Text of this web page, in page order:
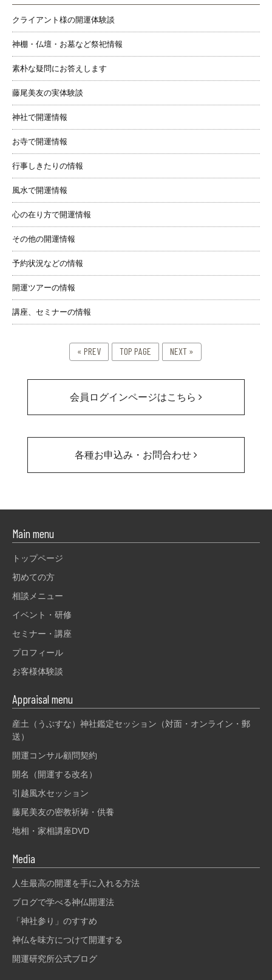
クライアント様の開運体験談
神棚・仏壇・お墓など祭祀情報
素朴な疑問にお答えします
藤尾美友の実体験談
神社で開運情報
お寺で開運情報
行事しきたりの情報
風水で開運情報
心の在り方で開運情報
その他の開運情報
予約状況などの情報
開運ツアーの情報
講座、セミナーの情報
« PREV TOP PAGE NEXT »
会員ログインページはこちら
各種お申込み・お問合わせ
Main menu
トップページ
初めての方
相談メニュー
イベント・研修
セミナー・講座
プロフィール
お客様体験談
Appraisal menu
産土（うぶすな）神社鑑定セッション（対面・オンライン・郵
送）
開運コンサル顧問契約
開名（開運する改名）
引越風水セッション
藤尾美友の密教祈祷・供養
地相・家相講座DVD
Media
人生最高の開運を手に入れる方法
ブログで学べる神仏開運法
「神社参り」のすすめ
神仏を味方につけて開運する
開運研究所公式ブログ